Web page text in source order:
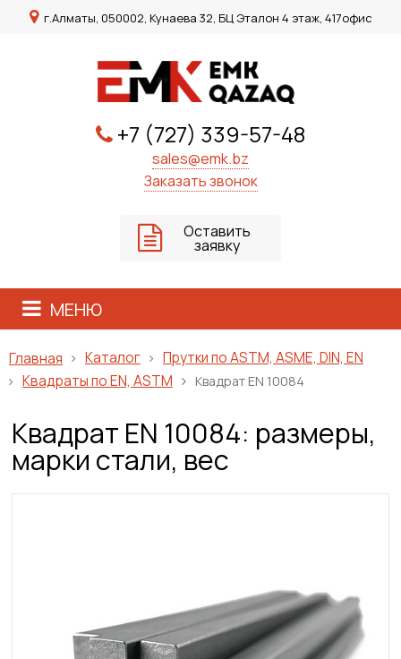
г.Алматы, 050002, Кунаева 32, БЦ Эталон 4 этаж, 417офис
+7 (727) 339-57-48
sales@emk.bz
Заказать звонок
Оставить
заявку
МЕНЮ
Главная Каталог
Прутки по ASTM, ASME, DIN, EN
Квадраты по EN, ASTM
Квадрат ЕN 10084
Квадрат ЕN 10084: размеры,
марки стали, вес